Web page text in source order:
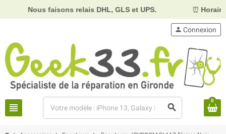
faisons relais DHL, GLS et UPS. Horaires :Mardi,
view_headline search
person Connexion
0